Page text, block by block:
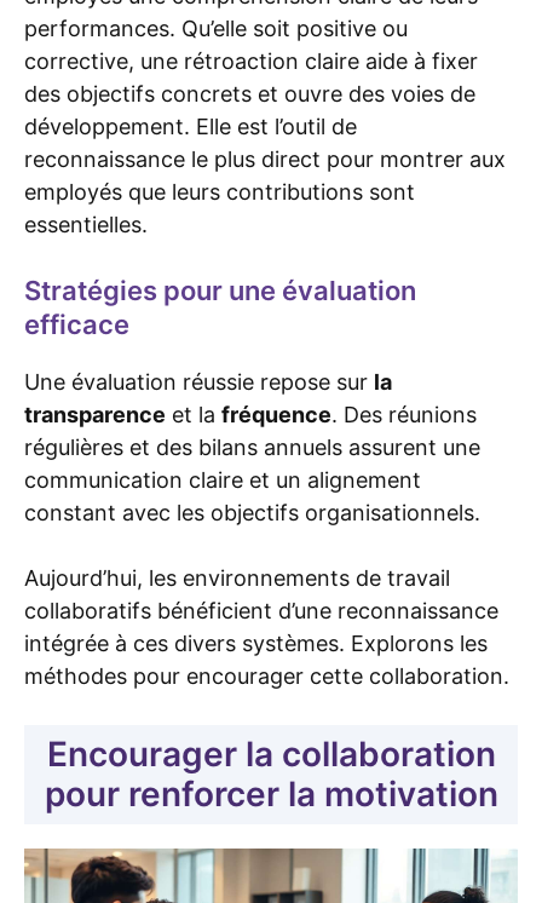
performances. Qu’elle soit positive ou
corrective, une rétroaction claire aide à fixer
des objectifs concrets et ouvre des voies de
développement. Elle est l’outil de
reconnaissance le plus direct pour montrer aux
employés que leurs contributions sont
essentielles.
Stratégies pour une évaluation
efficace
Une évaluation réussie repose sur la
transparence et la fréquence. Des réunions
régulières et des bilans annuels assurent une
communication claire et un alignement
constant avec les objectifs organisationnels.
Aujourd’hui, les environnements de travail
collaboratifs bénéficient d’une reconnaissance
intégrée à ces divers systèmes. Explorons les
méthodes pour encourager cette collaboration.
Encourager la collaboration
pour renforcer la motivation